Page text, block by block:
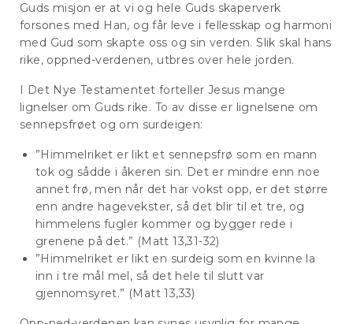
Guds misjon er at vi og hele Guds skaperverk
forsones med Han, og får leve i fellesskap og harmoni
med Gud som skapte oss og sin verden. Slik skal hans
rike, oppned-verdenen, utbres over hele jorden.
I Det Nye Testamentet forteller Jesus mange
lignelser om Guds rike. To av disse er lignelsene om
sennepsfrøet og om surdeigen:
”Himmelriket er likt et sennepsfrø som en mann
tok og sådde i åkeren sin. Det er mindre enn noe
annet frø, men når det har vokst opp, er det større
enn andre hagevekster, så det blir til et tre, og
himmelens fugler kommer og bygger rede i
grenene på det.” (Matt 13,31-32)
”Himmelriket er likt en surdeig som en kvinne la
inn i tre mål mel, så det hele til slutt var
gjennomsyret.” (Matt 13,33)